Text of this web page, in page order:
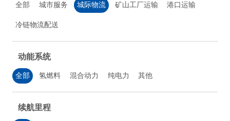
全部 城市服务 城际物流 矿山工厂运输 港口运输
冷链物流配送
动能系统
全部 氢燃料 混合动力 纯电力 其他
续航里程